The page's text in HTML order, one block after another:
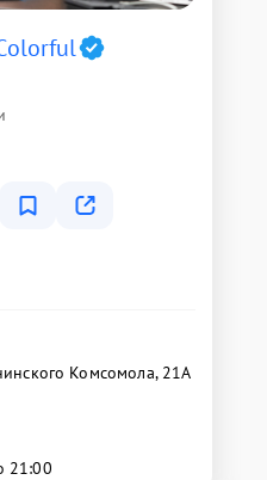
Комсомола, 21А
21:00